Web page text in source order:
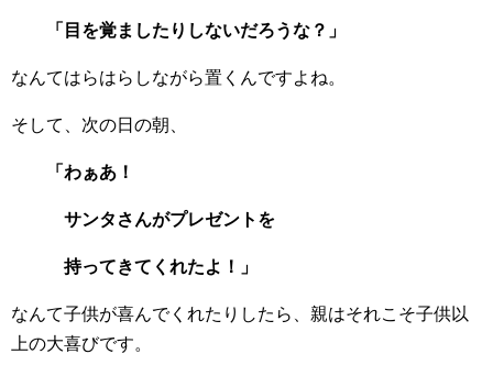
「目を覚ましたりしないだろうな？」
なんてはらはらしながら置くんですよね。
そして、次の日の朝、
「わぁあ！
サンタさんがプレゼントを
持ってきてくれたよ！」
なんて子供が喜んでくれたりしたら、親はそれこそ子供以
上の大喜びです。